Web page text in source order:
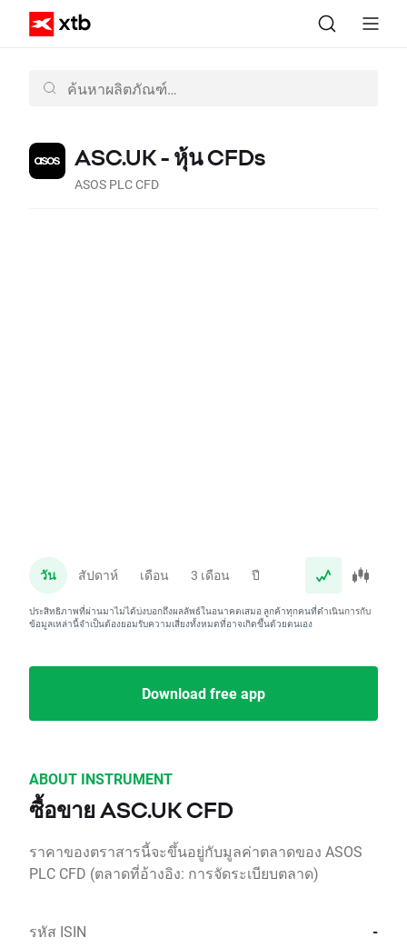
ASC.UK - หุ้น CFDs
ASOS PLC CFD
วัน สัปดาห์ เดือน 3 เดือน ปี
ประสิทธิภาพที่ผ่านมาไม่ได้บ่งบอกถึงผลลัพธ์ในอนาคตเสมอ ลูกค้าทุกคนที่ดำเนินการกับ
ข้อมูลเหล่านี้จำเป็นต้องยอมรับความเสี่ยงทั้งหมดที่อาจเกิดขึ้นด้วยตนเอง
Download free app
ABOUT INSTRUMENT
ซื้อขาย ASC.UK CFD
ราคาของตราสารนี้จะขึ้นอยู่กับมูลค่าตลาดของ ASOS
PLC CFD (ตลาดที่อ้างอิง: การจัดระเบียบตลาด)
รหัส ISIN -